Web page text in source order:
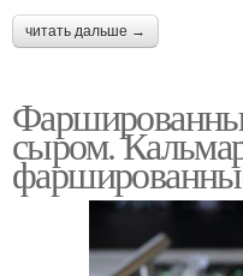
читать дальше →
сыром.